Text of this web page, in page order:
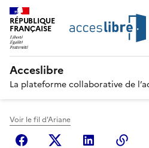
RÉPUBLIQUE
FRANÇAISE
Acceslibre
La plateforme collaborative de
Voir le fil d'Ariane
FacebookX (anciennement
Linkedin